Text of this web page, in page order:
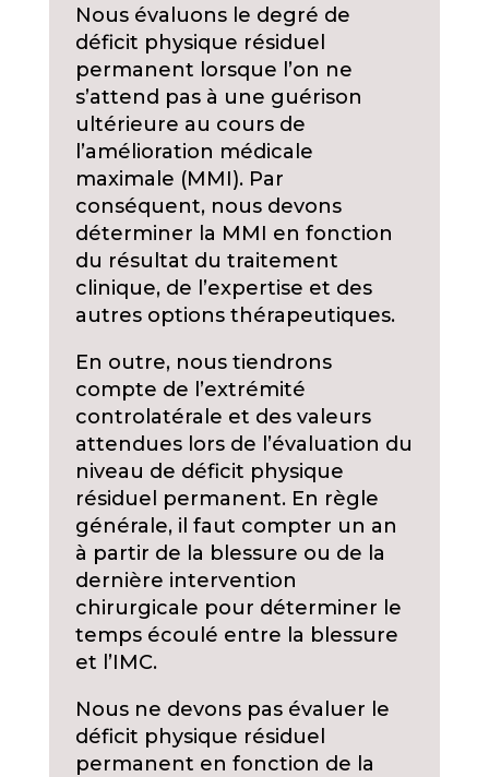
Nous évaluons le degré de
déficit physique résiduel
permanent lorsque l’on ne
s’attend pas à une guérison
ultérieure au cours de
l’amélioration médicale
maximale (MMI). Par
conséquent, nous devons
déterminer la MMI en fonction
du résultat du traitement
clinique, de l’expertise et des
autres options thérapeutiques.
En outre, nous tiendrons
compte de l’extrémité
controlatérale et des valeurs
attendues lors de l’évaluation du
niveau de déficit physique
résiduel permanent. En règle
générale, il faut compter un an
à partir de la blessure ou de la
dernière intervention
chirurgicale pour déterminer le
temps écoulé entre la blessure
et l’IMC.
Nous ne devons pas évaluer le
déficit physique résiduel
permanent en fonction de la